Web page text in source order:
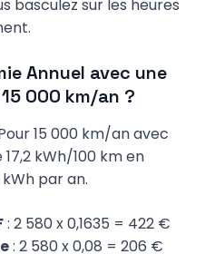
basculez sur les heures
Annuel avec une
000 km/an ?
15 000 km/an avec
kWh/100 km en
par an.
: 2 580 x 0,1635 = 422 €
: 2 580 x 0,08 = 206 €